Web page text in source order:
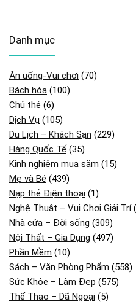
Danh mục
Ăn uống-Vui chơi (70)
Bách hóa (100)
Chủ thẻ (6)
Dịch Vụ (105)
Du Lịch – Khách Sạn (229)
Hàng Quốc Tế (35)
Kinh nghiệm mua sắm (15)
Mẹ và Bé (439)
Nạp thẻ Điện thoại (1)
Nghệ Thuật – Vui Chơi Giải Trí
Nhà cửa – Đời sống (309)
Nội Thất – Gia Dụng (497)
Phần Mềm (10)
Sách – Văn Phòng Phẩm (558)
Sức Khỏe – Làm Đẹp (575)
Thể Thao – Dã Ngoại (5)